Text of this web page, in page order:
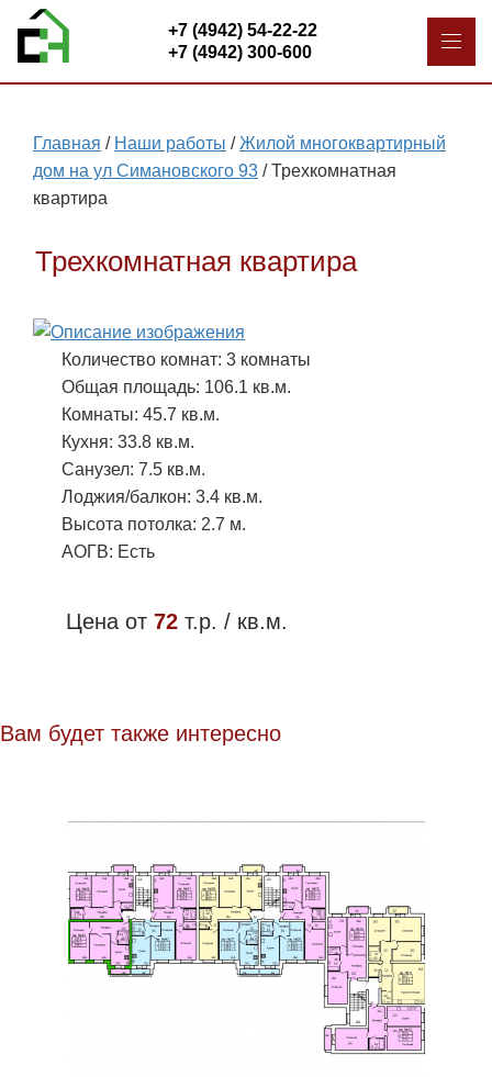
+7 (4942) 54-22-22
+7 (4942) 300-600
Главная / Наши работы /Жилой многоквартирный
дом на ул Симановского 93 /Трехкомнатная
квартира
Трехкомнатная квартира
Количество комнат: 3 комнаты
Общая площадь: 106.1 кв.м.
Комнаты: 45.7 кв.м.
Кухня: 33.8 кв.м.
Санузел: 7.5 кв.м.
Лоджия/балкон: 3.4 кв.м.
Высота потолка: 2.7 м.
АОГВ: Есть
Цена от 72 т.р. / кв.м.
Вам будет также интересно